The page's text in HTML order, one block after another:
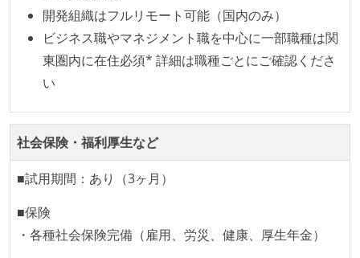
社外から登壇を依頼・指名を受けるようなエンジニア
が在籍している
エンジニアが自発的に外部のイベントやカンファレン
スに登壇している
最新技術を追いかけるための社内勉強会が定期開催さ
れ、参加者が自主的に参加している
Slack等で、最新技術の良し悪しをメンバーがよく会話
している
英語でコミュニケーションとる機会が社内にある
開発メンバーの裁量
開発組織はフルリモート可能（国内のみ）
ビジネス職やマネジメント職を中心に一部職種は関
東圏内に在住必須* 詳細は職種ごとにご確認くださ
い
社会保険・福利厚生など
■試用期間：あり（3ヶ月）
■保険
・各種社会保険完備（雇用、労災、健康、厚生年金）